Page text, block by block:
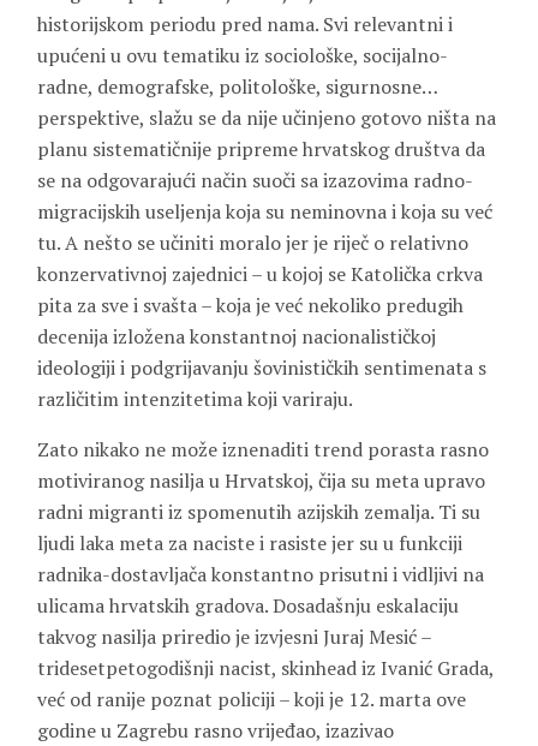
historijskom periodu pred nama. Svi relevantni i
upućeni u ovu tematiku iz sociološke, socijalno-
radne, demografske, politološke, sigurnosne…
perspektive, slažu se da nije učinjeno gotovo ništa na
planu sistematičnije pripreme hrvatskog društva da
se na odgovarajući način suoči sa izazovima radno-
migracijskih useljenja koja su neminovna i koja su već
tu. A nešto se učiniti moralo jer je riječ o relativno
konzervativnoj zajednici – u kojoj se Katolička crkva
pita za sve i svašta – koja je već nekoliko predugih
decenija izložena konstantnoj nacionalističkoj
ideologiji i podgrijavanju šovinističkih sentimenata s
različitim intenzitetima koji variraju.
Zato nikako ne može iznenaditi trend porasta rasno
motiviranog nasilja u Hrvatskoj, čija su meta upravo
radni migranti iz spomenutih azijskih zemalja. Ti su
ljudi laka meta za naciste i rasiste jer su u funkciji
radnika-dostavljača konstantno prisutni i vidljivi na
ulicama hrvatskih gradova. Dosadašnju eskalaciju
takvog nasilja priredio je izvjesni Juraj Mesić –
tridesetpetogodišnji nacist, skinhead iz Ivanić Grada,
već od ranije poznat policiji – koji je 12. marta ove
godine u Zagrebu rasno vrijeđao, izazivao